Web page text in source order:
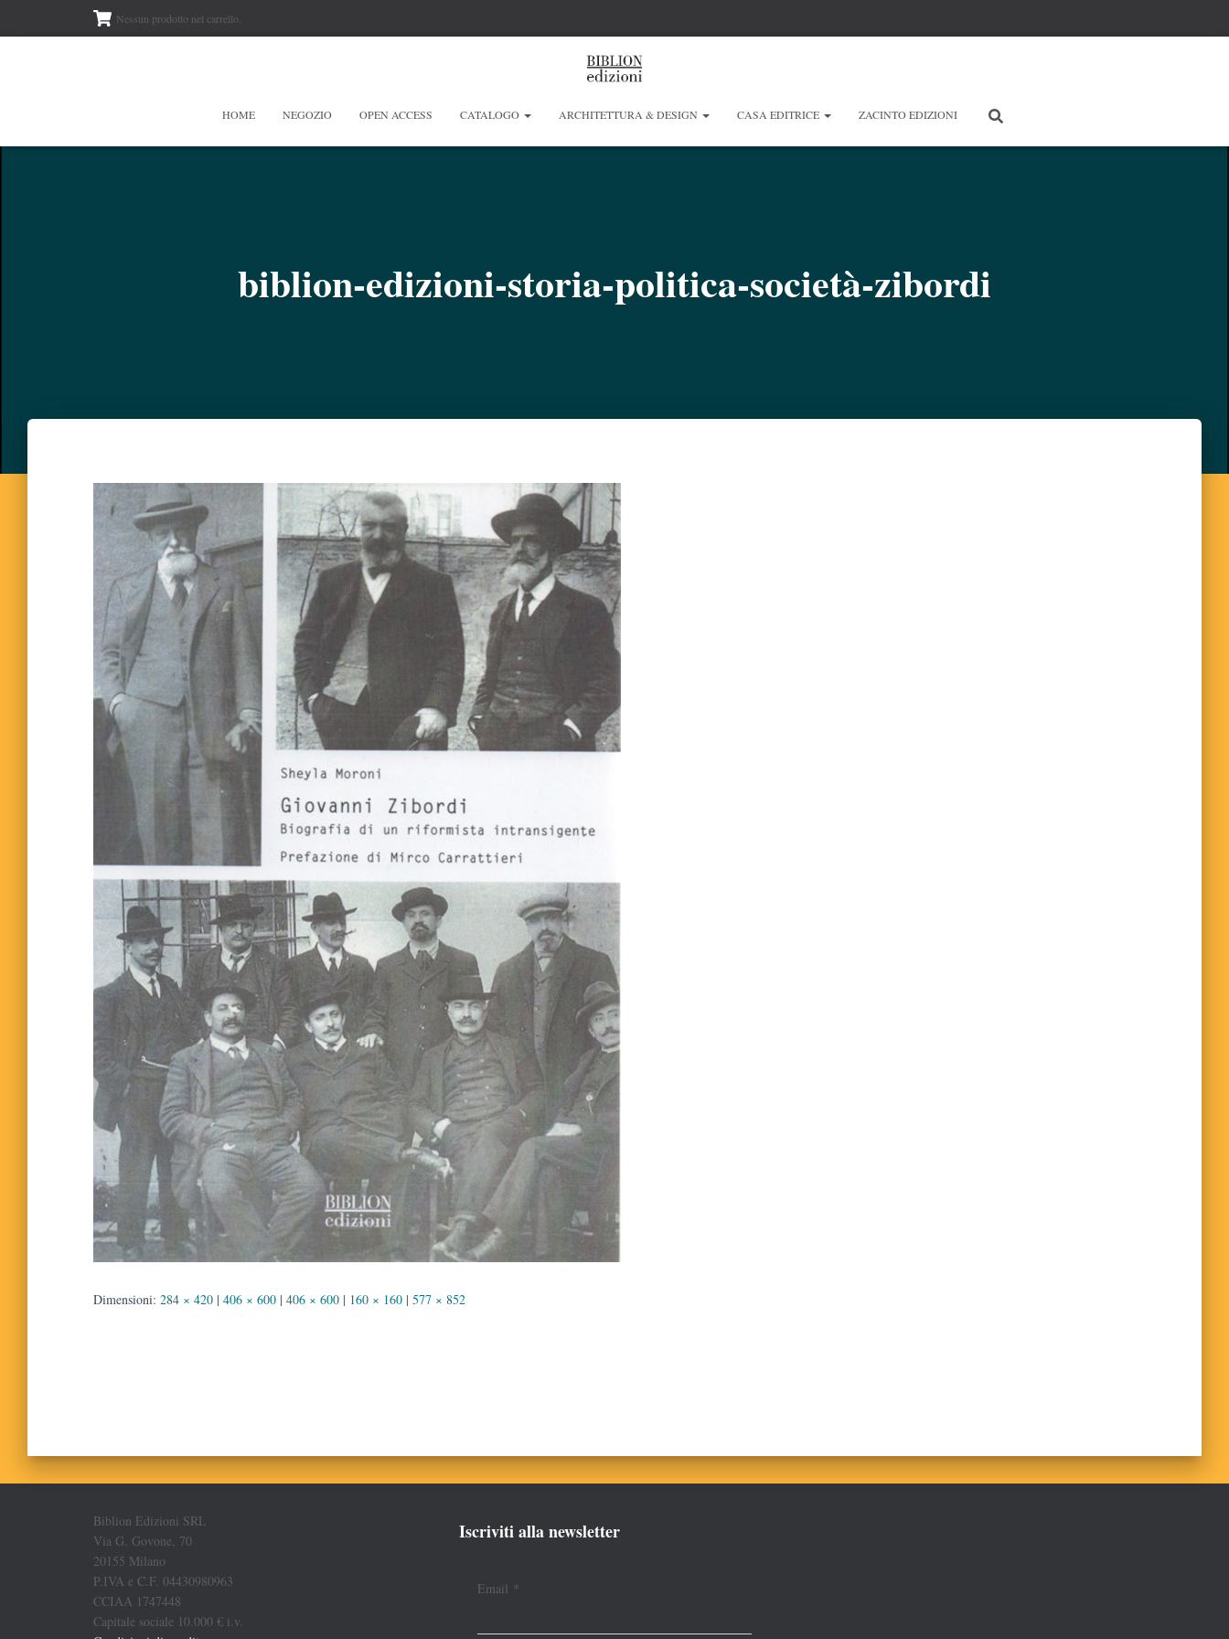
Nessun prodotto nel carrello.
HOME NEGOZIO OPEN ACCESS CATALOGO ARCHITETTURA & DESIGN CASA EDITRICE ZACINTO EDIZIONI
biblion-edizioni-storia-politica-società-zibordi
Dimensioni: 284 × 420 | 406 × 600 | 406 × 600 | 160 × 160 | 577 × 852
Biblion Edizioni SRL
Via G. Govone, 70
20155 Milano
P.IVA e C.F. 04430980963
CCIAA 1747448
Capitale sociale 10.000 € i.v.
Iscriviti alla newsletter
Email *